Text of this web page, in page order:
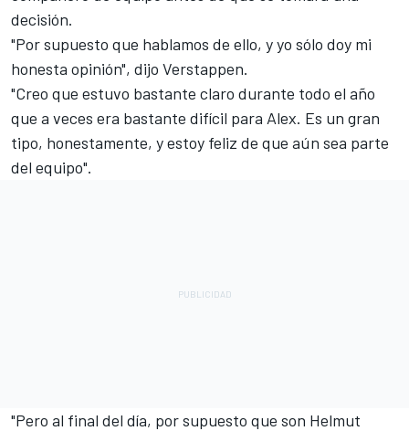
decisión.
"Por supuesto que hablamos de ello, y yo sólo doy mi
honesta opinión", dijo Verstappen.
"Creo que estuvo bastante claro durante todo el año
que a veces era bastante difícil para Alex. Es un gran
tipo, honestamente, y estoy feliz de que aún sea parte
del equipo".
"Pero al final del día, por supuesto que son Helmut